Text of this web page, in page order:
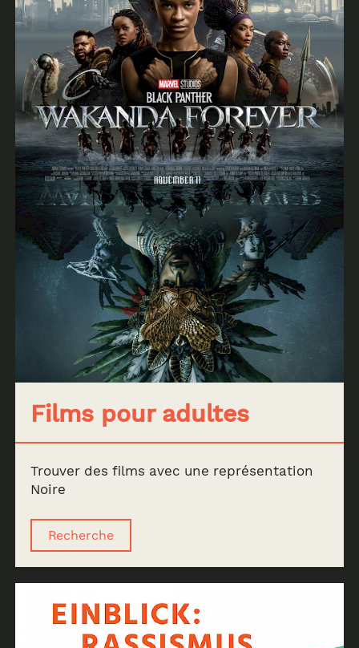
Films pour adultes
Trouver des films avec une représentation
Noire
Recherche